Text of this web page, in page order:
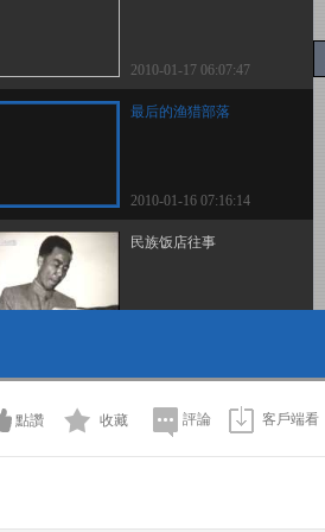
2010-01-17 06:07:47
最后的渔猎部落
2010-01-16 07:16:14
民族饭店往事
2010-01-14 01:07:49
點讚 收藏 評論 客戶端看